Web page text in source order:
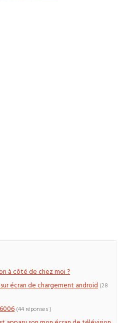
à côté de chez moi ?
écran de chargement android (28
(44 réponses )